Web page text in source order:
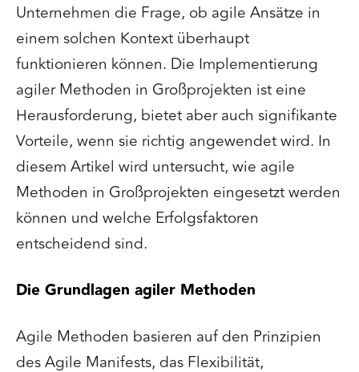
Unternehmen die Frage, ob agile Ansätze in
einem solchen Kontext überhaupt
funktionieren können. Die Implementierung
agiler Methoden in Großprojekten ist eine
Herausforderung, bietet aber auch signifikante
Vorteile, wenn sie richtig angewendet wird. In
diesem Artikel wird untersucht, wie agile
Methoden in Großprojekten eingesetzt werden
können und welche Erfolgsfaktoren
entscheidend sind.
Die Grundlagen agiler Methoden
Agile Methoden basieren auf den Prinzipien
des Agile Manifests, das Flexibilität,